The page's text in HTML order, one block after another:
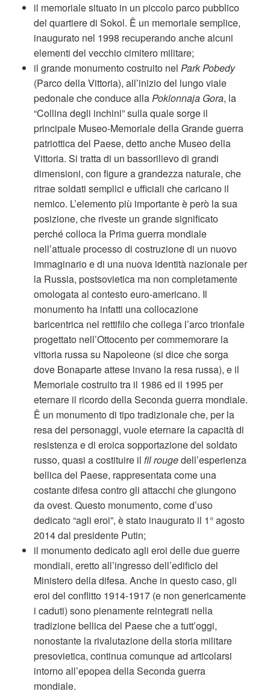
il memoriale situato in un piccolo parco pubblico
del quartiere di Sokol. Ê un memoriale semplice,
inaugurato nel 1998 recuperando anche alcuni
elementi del vecchio cimitero militare;
il grande monumento costruito nel Park Pobedy
(Parco della Vittoria), all’inizio del lungo viale
pedonale che conduce allaPoklonnaja Gora, la
“Collina degli inchini” sulla quale sorge il
principale Museo-Memoriale della Grande guerra
patriottica del Paese, detto anche Museo della
Vittoria. Si tratta di un bassorilievo di grandi
dimensioni, con figure a grandezza naturale, che
ritrae soldati semplici e ufficiali che caricano il
nemico. L’elemento più importante è però la sua
posizione, che riveste un grande significato
perché colloca la Prima guerra mondiale
nell’attuale processo di costruzione di un nuovo
immaginario e di una nuova identità nazionale per
la Russia, postsovietica ma non completamente
omologata al contesto euro-americano. Il
monumento ha infatti una collocazione
baricentrica nel rettifilo che collega l’arco trionfale
progettato nell’Ottocento per commemorare la
vittoria russa su Napoleone (si dice che sorga
dove Bonaparte attese invano la resa russa), e il
Memoriale costruito tra il 1986 ed il 1995 per
eternare il ricordo della Seconda guerra mondiale.
Ê un monumento di tipo tradizionale che, per la
resa dei personaggi, vuole eternare la capacità di
resistenza e di eroica sopportazione del soldato
russo, quasi a costituire il fil rougedell’esperienza
bellica del Paese, rappresentata come una
costante difesa contro gli attacchi che giungono
da ovest. Questo monumento, come d’uso
dedicato “agli eroi”, è stato inaugurato il 1° agosto
2014 dal presidente Putin;
il monumento dedicato agli eroi delle due guerre
mondiali, eretto all’ingresso dell’edificio del
Ministero della difesa. Anche in questo caso, gli
eroi del conflitto 1914-1917 (e non genericamente
i caduti) sono pienamente reintegrati nella
tradizione bellica del Paese che a tutt’oggi,
nonostante la rivalutazione della storia militare
presovietica, continua comunque ad articolarsi
intorno all’epopea della Seconda guerra
mondiale.